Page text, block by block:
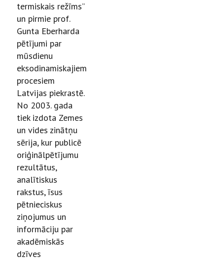
termiskais režīms”
un pirmie prof.
Gunta Eberharda
pētījumi par
mūsdienu
eksodinamiskajiem
procesiem
Latvijas piekrastē.
No 2003. gada
tiek izdota Zemes
un vides zinātņu
sērija, kur publicē
oriģinālpētījumu
rezultātus,
analītiskus
rakstus, īsus
pētnieciskus
ziņojumus un
informāciju par
akadēmiskās
dzīves